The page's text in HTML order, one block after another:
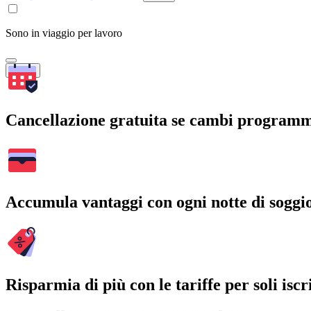
Sono in viaggio per lavoro
Cerca
Cancellazione gratuita se cambi
Accumula vantaggi con ogni notte di
Risparmia di più con le tariffe per soli